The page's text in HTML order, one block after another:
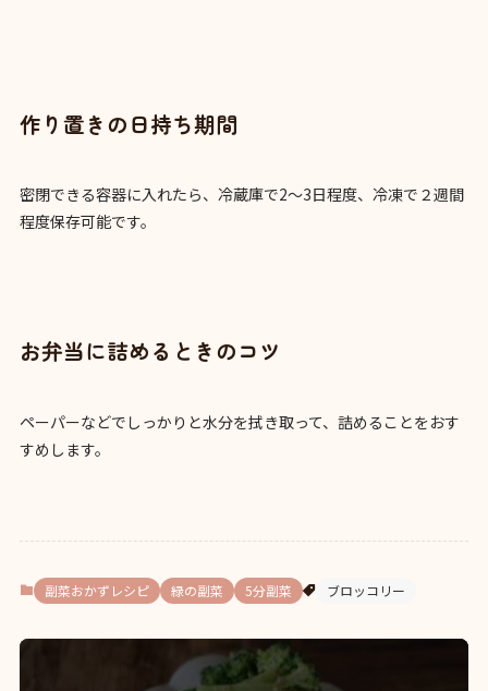
作り置きの日持ち期間
密閉できる容器に入れたら、冷蔵庫で2～3日程度、冷凍で２週間
程度保存可能です。
お弁当に詰めるときのコツ
ペーパーなどでしっかりと水分を拭き取って、詰めることをおす
すめします。
副菜おかずレシピ 緑の副菜 5分副菜 ブロッコリー